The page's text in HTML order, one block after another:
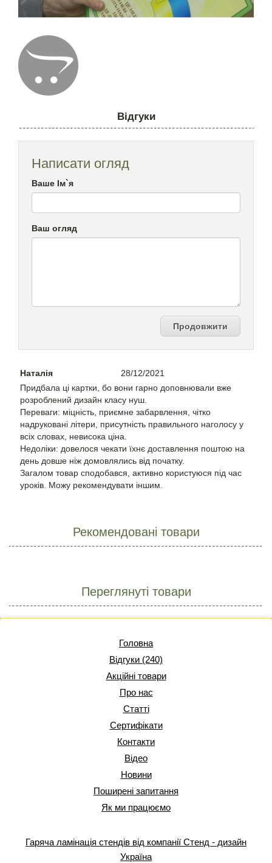
Відгуки
Написати огляд
Ваше Ім`я
Ваш огляд
Продовжити
Наталія
28/12/2021
Придбала ці картки, бо вони гарно доповнювали вже
розроблений дизайн класу нуш.
Переваги: міцність, приємне забарвлення, чітко
надруковані літери, присутність правильного наголосу у
всіх словах, невисока ціна.
Недоліки: довелося чекати їхнє доставлення поштою на
день довше ніж домовлялись від початку.
Загалом товар сподобався, активно користуюся під час
уроків. Можу рекомендувати іншим.
Рекомендовані товари
Переглянуті товари
Головна
Відгуки (240)
Акційні товари
Про нас
Статті
Сертифікати
Контакти
Відео
Новини
Поширені запитання
Як ми працюємо
Гаряча ламінація стендів від компанії Стенд - дизайн
Україна